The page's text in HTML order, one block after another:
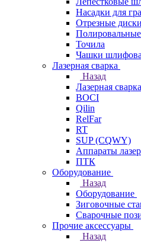
Насадки для
Отрезные
Точила
Чашки
Лазерная сварка
Назад
Лазерная сварка
BOCI
Qilin
RelFar
RT
SUP (CQWY)
Аппараты
ПТК
Оборудование
Назад
Оборудование
Зиговочные
Сварочные
Прочие аксессуары
Назад